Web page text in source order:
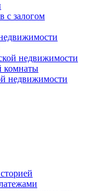
с залогом
недвижимости
комнаты
недвижимости